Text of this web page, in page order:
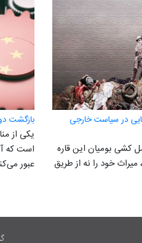
در سیاست خارجی
کشی بومیان این قاره
خود را نه از طریق
بازگشت
یکی از
است که
عبور